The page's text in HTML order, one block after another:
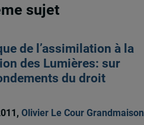
sujet
de l’assimilation à la
des Lumières: sur
du droit
Olivier Le Cour Grandmaison